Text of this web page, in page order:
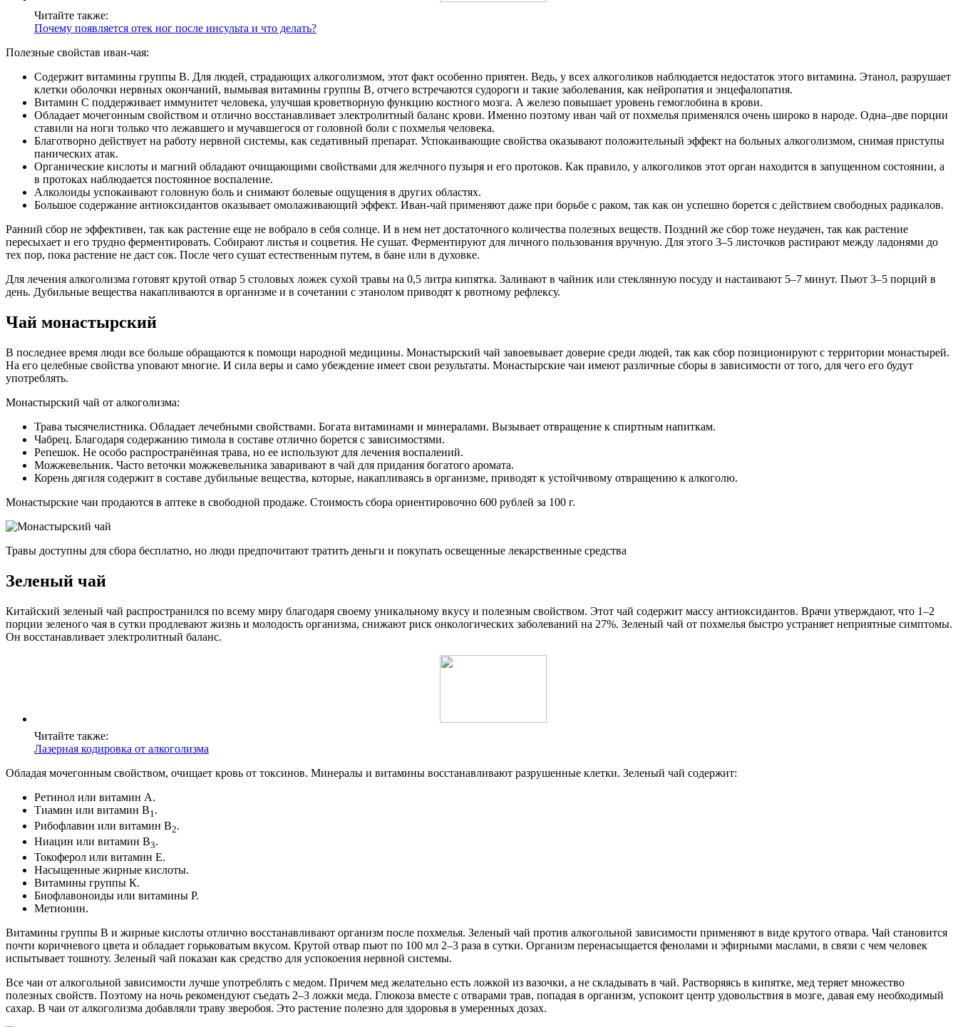
Читайте также:
Почему появляется отек ног после инсульта и что делать?
Полезные свойстав иван-чая:
Содержит витамины группы В. Для людей, страдающих алкоголизмом, этот факт особенно приятен. Ведь, у всех алкоголиков наблюдается недостаток этого витамина. Этанол, разрушает
клетки оболочки нервных окончаний, вымывая витамины группы В, отчего встречаются судороги и такие заболевания, как нейропатия и энцефалопатия.
Витамин С поддерживает иммунитет человека, улучшая кроветворную функцию костного мозга. А железо повышает уровень гемоглобина в крови.
Обладает мочегонным свойством и отлично восстанавливает электролитный баланс крови. Именно поэтому иван чай от похмелья применялся очень широко в народе. Одна–две порции
ставили на ноги только что лежавшего и мучавшегося от головной боли с похмелья человека.
Благотворно действует на работу нервной системы, как седативный препарат. Успокаивающие свойства оказывают положительный эффект на больных алкоголизмом, снимая приступы
панических атак.
Органические кислоты и магний обладают очищающими свойствами для желчного пузыря и его протоков. Как правило, у алкоголиков этот орган находится в запущенном состоянии, а
в протоках наблюдается постоянное воспаление.
Алколоиды успокаивают головную боль и снимают болевые ощущения в других областях.
Большое содержание антиоксидантов оказывает омолаживающий эффект. Иван-чай применяют даже при борьбе с раком, так как он успешно борется с действием свободных радикалов.
Ранний сбор не эффективен, так как растение еще не вобрало в себя солнце. И в нем нет достаточного количества полезных веществ. Поздний же сбор тоже неудачен, так как растение
пересыхает и его трудно ферментировать. Собирают листья и соцветия. Не сушат. Ферментируют для личного пользования вручную. Для этого 3–5 листочков растирают между ладонями до
тех пор, пока растение не даст сок. После чего сушат естественным путем, в бане или в духовке.
Для лечения алкоголизма готовят крутой отвар 5 столовых ложек сухой травы на 0,5 литра кипятка. Заливают в чайник или стеклянную посуду и настаивают 5–7 минут. Пьют 3–5 порций в
день. Дубильные вещества накапливаются в организме и в сочетании с этанолом приводят к рвотному рефлексу.
Чай монастырский
В последнее время люди все больше обращаются к помощи народной медицины. Монастырский чай завоевывает доверие среди людей, так как сбор позиционируют с территории монастырей.
На его целебные свойства уповают многие. И сила веры и само убеждение имеет свои результаты. Монастырские чаи имеют различные сборы в зависимости от того, для чего его будут
употреблять.
Монастырский чай от алкоголизма:
Трава тысячелистника. Обладает лечебными свойствами. Богата витаминами и минералами. Вызывает отвращение к спиртным напиткам.
Чабрец. Благодаря содержанию тимола в составе отлично борется с зависимостями.
Репешок. Не особо распространённая трава, но ее используют для лечения воспалений.
Можжевельник. Часто веточки можжевельника заваривают в чай для придания богатого аромата.
Корень дягиля содержит в составе дубильные вещества, которые, накапливаясь в организме, приводят к устойчивому отвращению к алкоголю.
Монастырские чаи продаются в аптеке в свободной продаже. Стоимость сбора ориентировочно 600 рублей за 100 г.
Травы доступны для сбора бесплатно, но люди предпочитают тратить деньги и покупать освещенные лекарственные средства
Зеленый чай
Китайский зеленый чай распространился по всему миру благодаря своему уникальному вкусу и полезным свойством. Этот чай содержит массу антиоксидантов. Врачи утверждают, что 1–2
порции зеленого чая в сутки продлевают жизнь и молодость организма, снижают риск онкологических заболеваний на 27%. Зеленый чай от похмелья быстро устраняет неприятные симптомы.
Он восстанавливает электролитный баланс.
Читайте также:
Лазерная кодировка от алкоголизма
Обладая мочегонным свойством, очищает кровь от токсинов. Минералы и витамины восстанавливают разрушенные клетки. Зеленый чай содержит:
Ретинол или витамин А.
Тиамин или витамин В1.
Рибофлавин или витамин В2.
Ниацин или витамин В3.
Токоферол или витамин Е.
Насыщенные жирные кислоты.
Витамины группы К.
Биофлавоноиды или витамины Р.
Метионин.
Витамины группы В и жирные кислоты отлично восстанавливают организм после похмелья. Зеленый чай против алкогольной зависимости применяют в виде крутого отвара. Чай становится
почти коричневого цвета и обладает горьковатым вкусом. Крутой отвар пьют по 100 мл 2–3 раза в сутки. Организм перенасыщается фенолами и эфирными маслами, в связи с чем человек
испытывает тошноту. Зеленый чай показан как средство для успокоения нервной системы.
Все чаи от алкогольной зависимости лучше употреблять с медом. Причем мед желательно есть ложкой из вазочки, а не складывать в чай. Растворяясь в кипятке, мед теряет множество
полезных свойств. Поэтому на ночь рекомендуют съедать 2–3 ложки меда. Глюкоза вместе с отварами трав, попадая в организм, успокоит центр удовольствия в мозге, давая ему необходимый
сахар. В чаи от алкоголизма добавляли траву зверобоя. Это растение полезно для здоровья в умеренных дозах.